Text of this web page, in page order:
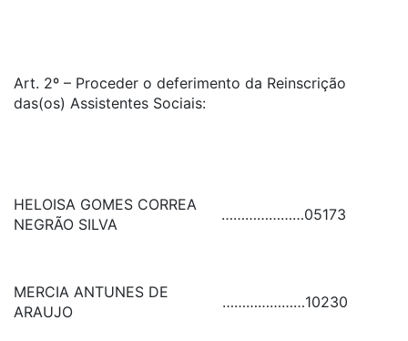
Art. 2º – Proceder o deferimento da Reinscrição
das(os) Assistentes Sociais:
HELOISA GOMES CORREA
NEGRÃO SILVA
…………………05173
MERCIA ANTUNES DE
ARAUJO
…………………10230